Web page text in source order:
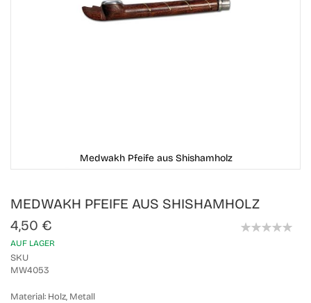
MEDWAKH PFEIFE AUS SHISHAMHOLZ
4,50 €
AUF LAGER
SKU
MW4053
Material: Holz, Metall
Medwakh Pfeife aus Shishamholz
to
beginning
of
images
gallery